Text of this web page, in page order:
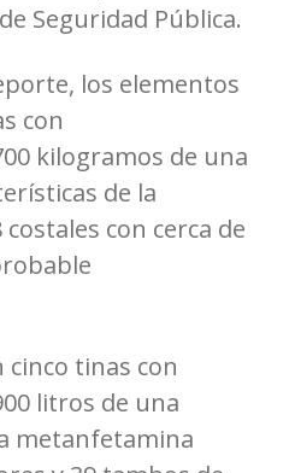
Seguridad Pública.
los elementos
con
kilogramos de una
de la
con cerca de
tinas con
litros de una
metanfetamina